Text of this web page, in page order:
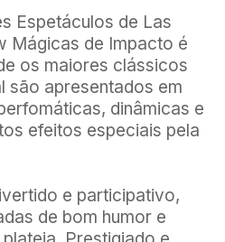
Espetáculos de Las
Mágicas de Impacto é
os maiores clássicos
são apresentados em
dinâmicas e
efeitos especiais pela
e participativo,
de bom humor e